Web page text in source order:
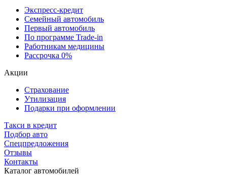
Экспресс-кредит
Семейный автомобиль
Первый автомобиль
По программе Trade-in
Работникам медицины
Рассрочка 0%
Акции
Страхование
Утилизация
Подарки при оформлении
Такси в кредит
Подбор авто
Спецпредложения
Отзывы
Контакты
Каталог автомобилей